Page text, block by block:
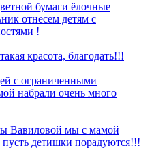
бумаги ёлочные
отнесем детям с
!
красота, благодать!!!
с ограниченными
набрали очень много
Вавиловой мы с мамой
детишки порадуются!!!